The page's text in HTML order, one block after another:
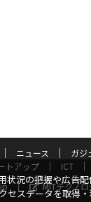
ニュース ガジ
トアップ ICT
MITテクノ
状況の把握や広告配
セスデータを取得